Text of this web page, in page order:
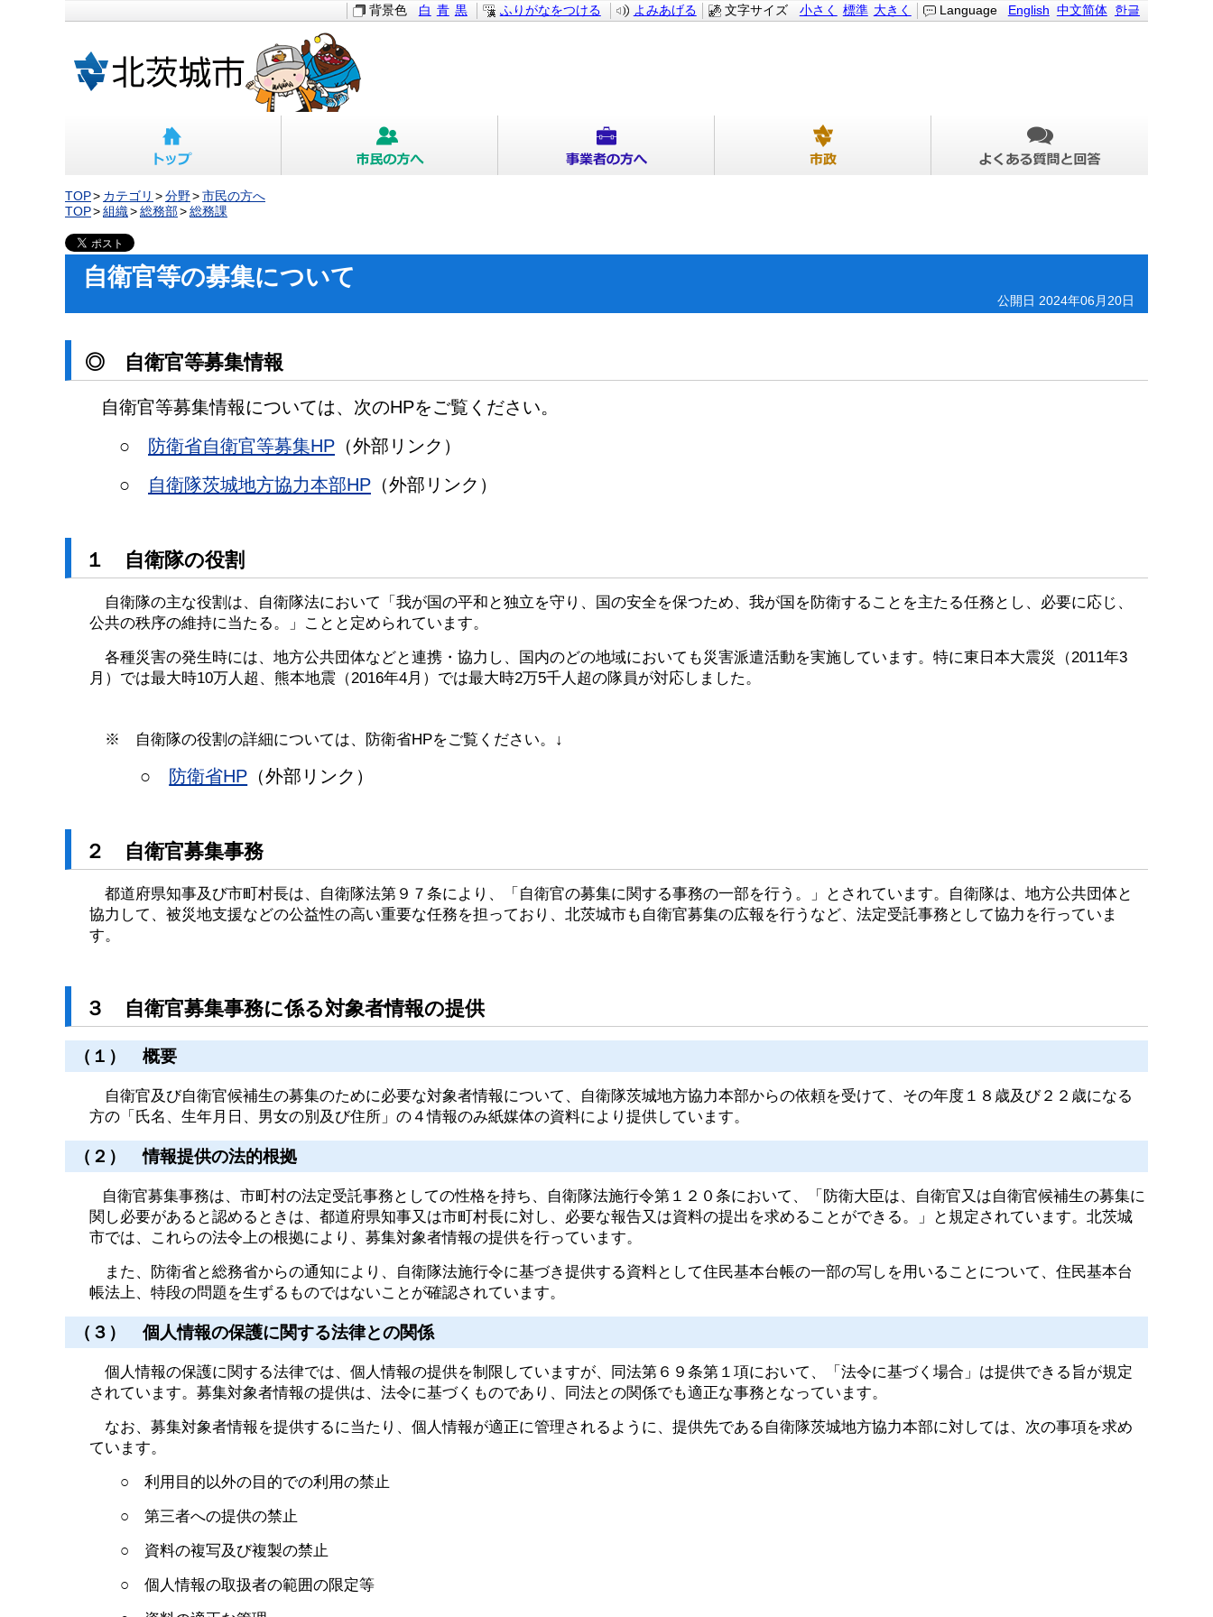
Language English 中文简体 한글
文字サイズ 小さく 標準 大きく
背景色 白 青 黒 ふりがなをつける よみあげる
TOP カテゴリ 分野
市民の方へ
TOP
組織 総務部 総務課
自衛官等の募集について
公開日 2024年06月20日
◎ 自衛官等募集情報
自衛官等募集情報については、次のHPをご覧ください。
○ 防衛省自衛官等募集HP （外部リンク）
○ 自衛隊茨城地方協力本部HP （外部リンク）
１ 自衛隊の役割
自衛隊の主な役割は、自衛隊法において「我が国の平和と独立を守り、国の安全を保つため、我が国を防衛することを主たる任務とし、必要に応じ、
公共の秩序の維持に当たる。」ことと定められています。
各種災害の発生時には、地方公共団体などと連携・協力し、国内のどの地域においても災害派遣活動を実施しています。特に東日本大震災（2011年3
月）では最大時10万人超、熊本地震（2016年4月）では最大時2万5千人超の隊員が対応しました。
※ 自衛隊の役割の詳細については、防衛省HPをご覧ください。↓
○ 防衛省HP （外部リンク）
２ 自衛官募集事務
都道府県知事及び市町村長は、自衛隊法第９７条により、「自衛官の募集に関する事務の一部を行う。」とされています。 自衛隊は、地方公共団体と
協力して、被災地支援などの公益性の高い重要な任務を担っており、北茨城市も自衛官募集の広報を行うなど、法定受託事務として協力を行っていま
す。
３ 自衛官募集事務に係る対象者情報の提供
（１） 概要
自衛官及び自衛官候補生の募集のために必要な対象者情報について、自衛隊茨城地方協力本部からの依頼を受けて、その年度１８歳及び２２歳になる
方の「氏名、生年月日、男女の別及び住所」の４情報のみ紙媒体の資料により提供しています。
（２） 情報提供の法的根拠
自衛官募集事務は、市町村の法定受託事務としての性格を持ち、自衛隊法施行令第１２０条において、「防衛大臣は、自衛官又は自衛官候補生の募集に
関し必要があると認めるときは、都道府県知事又は市町村長に対し、必要な報告又は資料の提出を求めることができる。」と規定されています。北茨城
市では、これらの法令上の根拠により、募集対象者情報の提供を行っています。
また、防衛省と総務省からの通知により、自衛隊法施行令に基づき提供する資料として住民基本台帳の一部の写しを用いることについて、住民基本台
帳法上、特段の問題を生ずるものではないことが確認されています。
（３） 個人情報の保護に関する法律との関係
個人情報の保護に関する法律では、個人情報の提供を制限していますが、同法第６９条第１項において、「法令に基づく場合」は提供できる旨が規定
されています。募集対象者情報の提供は、法令に基づくものであり、同法との関係でも適正な事務となっています。
なお、募集対象者情報を提供するに当たり、個人情報が適正に管理されるように、提供先である自衛隊茨城地方協力本部に対しては、次の事項を求め
ています。
○ 利用目的以外の目的での利用の禁止
○ 第三者への提供の禁止
○ 資料の複写及び複製の禁止
○ 個人情報の取扱者の範囲の限定等